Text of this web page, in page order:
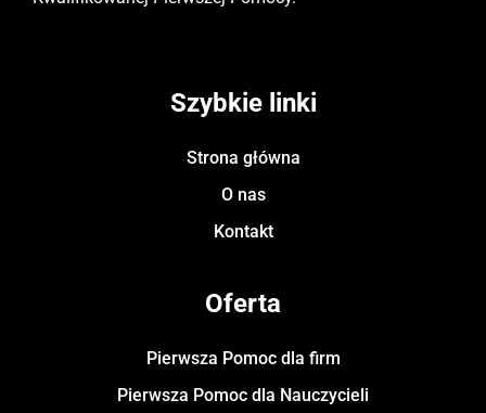
Szybkie linki
Strona główna
O nas
Kontakt
Oferta
Pierwsza Pomoc dla firm
Pierwsza Pomoc dla Nauczycieli